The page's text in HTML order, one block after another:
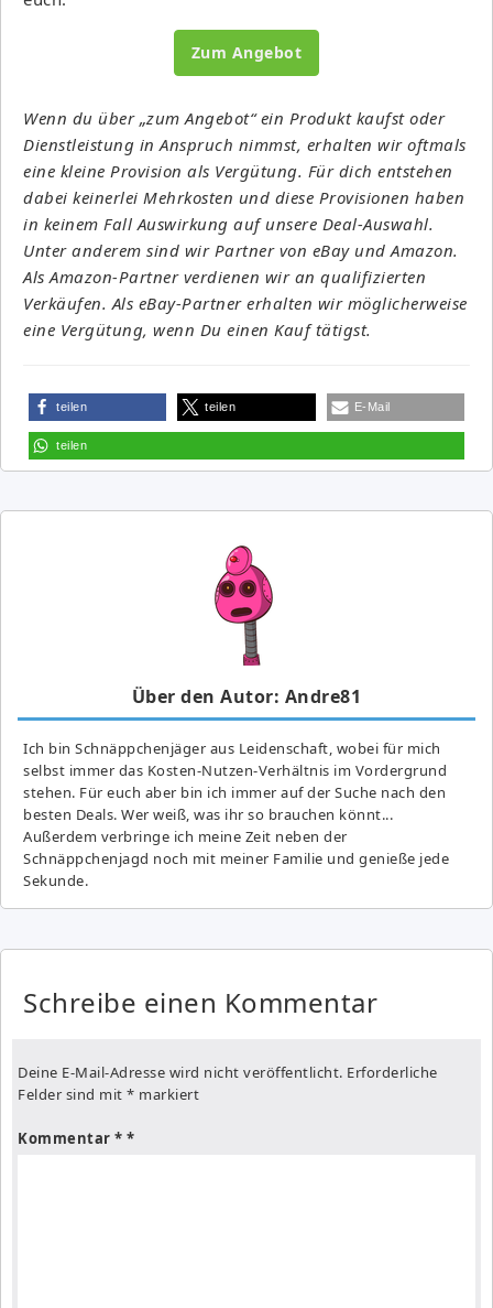
Zum Angebot
Wenn du über „zum Angebot“ ein Produkt kaufst oder
Dienstleistung in Anspruch nimmst, erhalten wir oftmals
eine kleine Provision als Vergütung. Für dich entstehen
dabei keinerlei Mehrkosten und diese Provisionen haben
in keinem Fall Auswirkung auf unsere Deal-Auswahl.
Unter anderem sind wir Partner von eBay und Amazon.
Als Amazon-Partner verdienen wir an qualifizierten
Verkäufen. Als eBay-Partner erhalten wir möglicherweise
eine Vergütung, wenn Du einen Kauf tätigst.
teilen teilen E-Mail
teilen
Über den Autor: Andre81
Ich bin Schnäppchenjäger aus Leidenschaft, wobei für mich
selbst immer das Kosten-Nutzen-Verhältnis im Vordergrund
stehen. Für euch aber bin ich immer auf der Suche nach den
besten Deals. Wer weiß, was ihr so brauchen könnt...
Außerdem verbringe ich meine Zeit neben der
Schnäppchenjagd noch mit meiner Familie und genieße jede
Sekunde.
Schreibe einen Kommentar
Deine E-Mail-Adresse wird nicht veröffentlicht. Erforderliche
Felder sind mit * markiert
Kommentar *